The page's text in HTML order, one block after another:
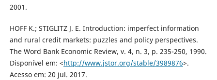
2001.
HOFF K.; STIGLITZ J. E. Introduction: imperfect information
and rural credit markets: puzzles and policy perspectives.
The Word Bank Economic Review, v. 4, n. 3, p. 235-250, 1990.
Disponível em: <http://www.jstor.org/stable/3989876>.
Acesso em: 20 jul. 2017.